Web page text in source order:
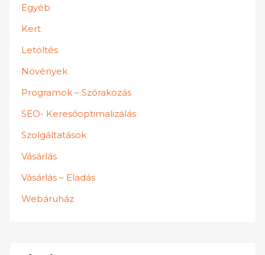
Egyéb
Kert
Letöltés
Növények
Programok – Szórakozás
SEO- Keresőoptimalizálás
Szolgáltatások
Vásárlás
Vásárlás – Eladás
Webáruház